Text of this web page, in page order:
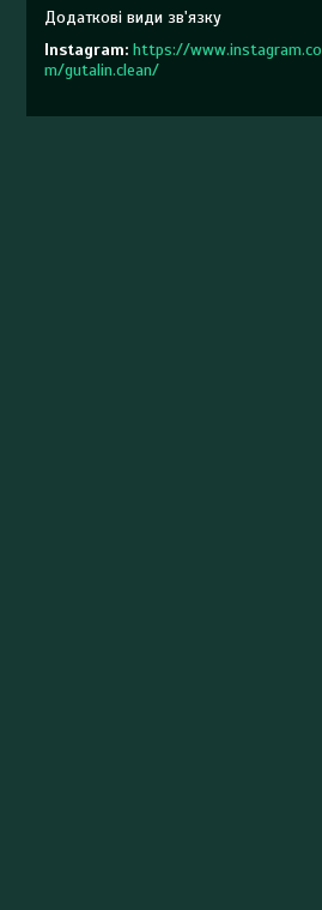
Instagram https://www.instagram.co
m/gutalin.clean/